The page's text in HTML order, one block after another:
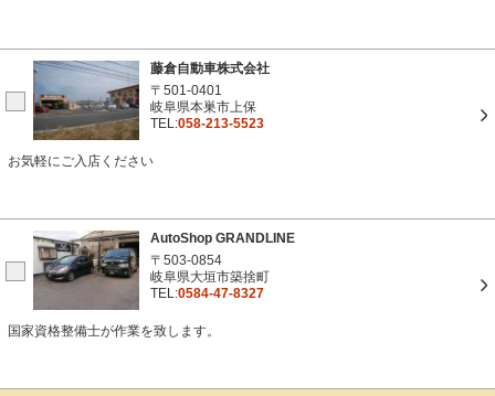
藤倉自動車株式会社
〒501-0401
岐阜県本巣市上保
TEL:058-213-5523
お気軽にご入店ください
AutoShop GRANDLINE
〒503-0854
岐阜県大垣市築捨町
TEL:0584-47-8327
国家資格整備士が作業を致します。